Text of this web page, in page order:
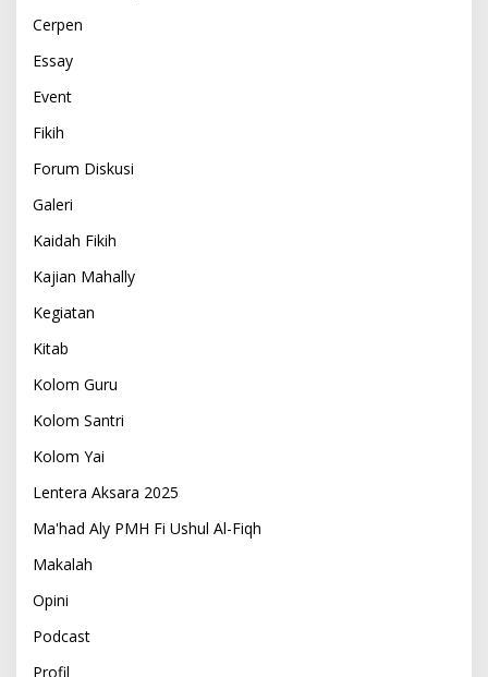
Cerpen
Essay
Event
Fikih
Forum Diskusi
Galeri
Kaidah Fikih
Kajian Mahally
Kegiatan
Kitab
Kolom Guru
Kolom Santri
Kolom Yai
Lentera Aksara 2025
Ma'had Aly PMH Fi Ushul Al-Fiqh
Makalah
Opini
Podcast
Profil